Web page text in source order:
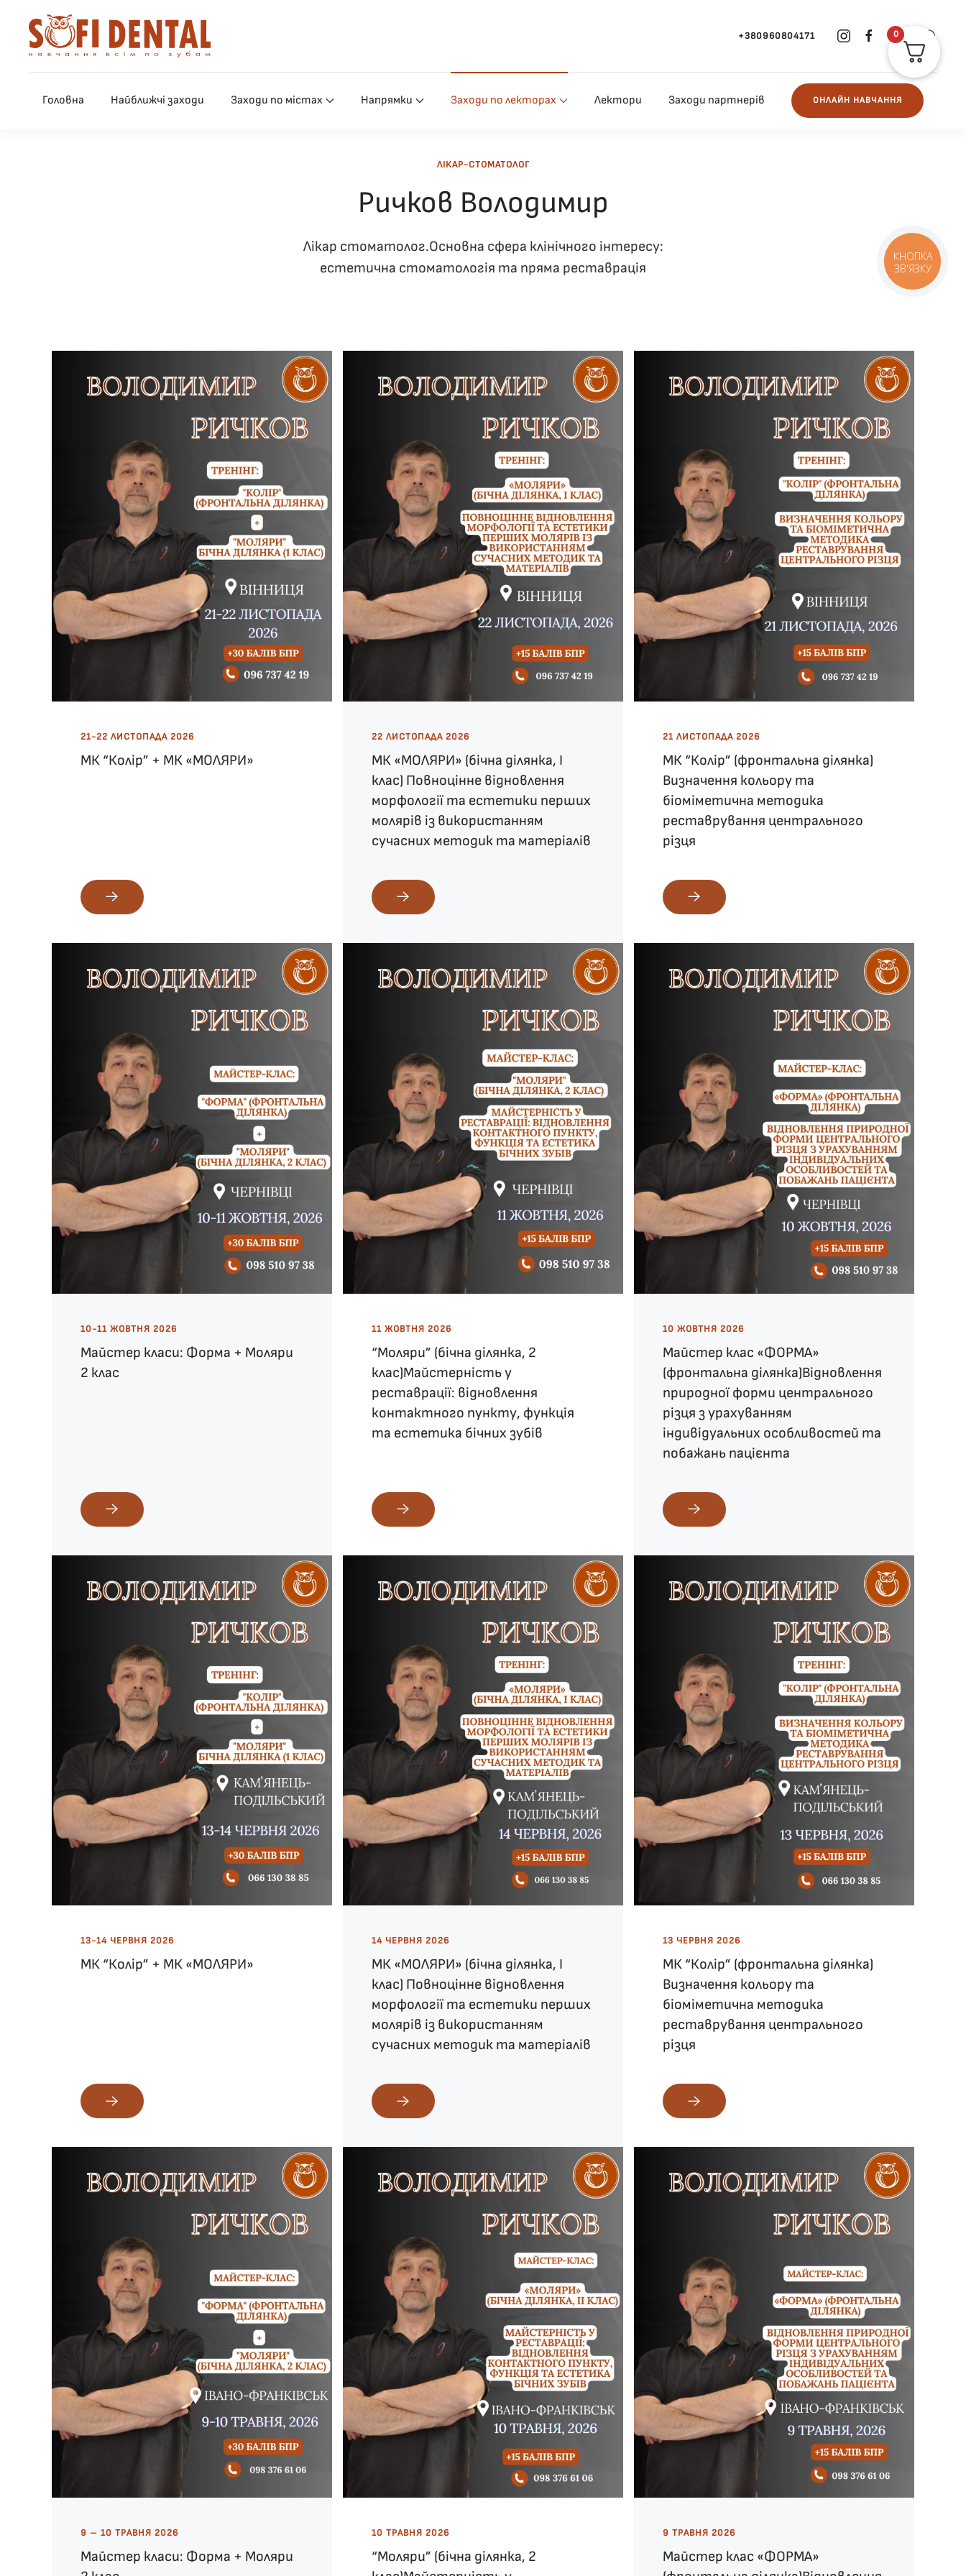
Skip to main content +380960804171
Головна Найближчі заходи Заходи по містах Напрямки Заходи по лекторах Лектори Заходи партнерів ОНЛАЙН НАВЧАННЯ
ЛІКАР-СТОМАТОЛОГ
Ричков Володимир
Лікар стоматолог.Основна сфера клінічного інтересу:
естетична стоматологія та пряма реставрація
21-22 ЛИСТОПАДА 2026
МК “Колір” + МК «МОЛЯРИ»
22 ЛИСТОПАДА 2026
МК «МОЛЯРИ» (бічна ділянка, І
клас) Повноцінне відновлення
морфології та естетики перших
молярів із використанням
сучасних методик та матеріалів
21 ЛИСТОПАДА 2026
МК “Колір” (фронтальна ділянка)
Визначення кольору та
біоміметична методика
реставрування центрального
різця
10-11 ЖОВТНЯ 2026
Майстер класи: Форма + Моляри
2 клас
11 ЖОВТНЯ 2026
“Моляри” (бічна ділянка, 2
клас)Майстерність у
реставрації: відновлення
контактного пункту, функція
та естетика бічних зубів
10 ЖОВТНЯ 2026
Майстер клас «ФОРМА»
(фронтальна ділянка)Відновлення
природної форми центрального
різця з урахуванням
індивідуальних особливостей та
побажань пацієнта
13-14 ЧЕРВНЯ 2026
МК “Колір” + МК «МОЛЯРИ»
14 ЧЕРВНЯ 2026
МК «МОЛЯРИ» (бічна ділянка, І
клас) Повноцінне відновлення
морфології та естетики перших
молярів із використанням
сучасних методик та матеріалів
13 ЧЕРВНЯ 2026
МК “Колір” (фронтальна ділянка)
Визначення кольору та
біоміметична методика
реставрування центрального
різця
9 – 10 ТРАВНЯ 2026
Майстер класи: Форма + Моляри
10 ТРАВНЯ 2026
“Моляри” (бічна ділянка, 2
9 ТРАВНЯ 2026
Майстер клас «ФОРМА»
0